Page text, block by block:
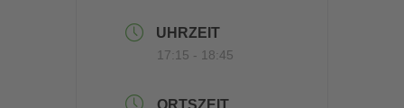
UHRZEIT
17:15 - 18:45